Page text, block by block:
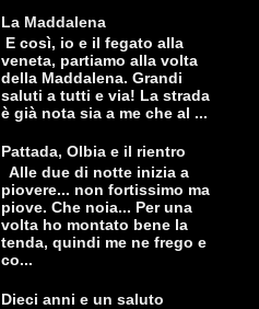
La Maddalena
E così, io e il fegato alla
veneta, partiamo alla volta
della Maddalena. Grandi
saluti a tutti e via! La strada
è già nota sia a me che al ...
Pattada, Olbia e il rientro
Alle due di notte inizia a
piovere... non fortissimo ma
piove. Che noia... Per una
volta ho montato bene la
tenda, quindi me ne frego e
co...
Dieci anni e un saluto